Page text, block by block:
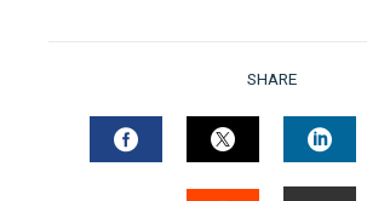
SHARE
FACEBOOKTWITTER